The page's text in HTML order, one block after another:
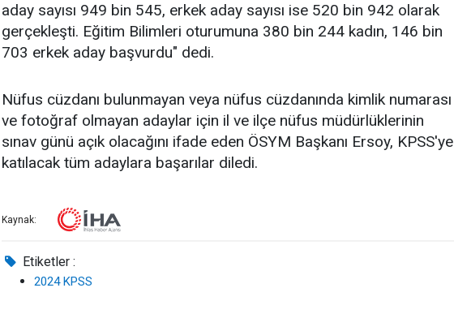
aday sayısı 949 bin 545, erkek aday sayısı ise 520 bin 942 olarak
gerçekleşti. Eğitim Bilimleri oturumuna 380 bin 244 kadın, 146 bin
703 erkek aday başvurdu" dedi.
Nüfus cüzdanı bulunmayan veya nüfus cüzdanında kimlik numarası
ve fotoğraf olmayan adaylar için il ve ilçe nüfus müdürlüklerinin
sınav günü açık olacağını ifade eden ÖSYM Başkanı Ersoy, KPSS'ye
katılacak tüm adaylara başarılar diledi.
Kaynak:
Etiketler :
2024 KPSS